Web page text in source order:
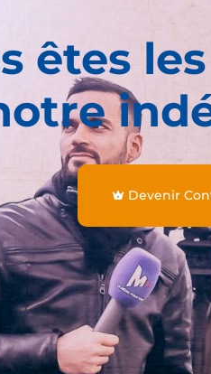
êtes
Devenir